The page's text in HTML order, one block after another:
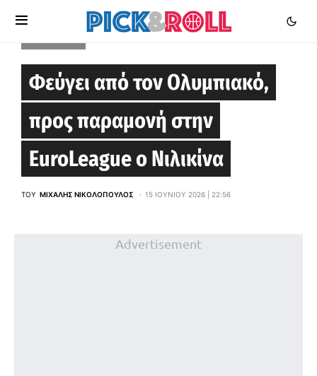
Φεύγει από τον Ολυμπιακό,
προς παραμονή στην
EuroLeague ο Νιλικίνα
ΤΟΥ ΜΙΧΆΛΗΣ ΝΙΚΟΛΌΠΟΥΛΟΣ 15 ΙΟΥΝΊΟΥ 2026 | 22:56
Advertisement